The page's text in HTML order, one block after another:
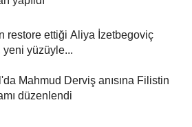
restore ettiği Aliya İzetbegoviç
yüzüyle...
Mahmud Derviş anısına Filistin
düzenlendi